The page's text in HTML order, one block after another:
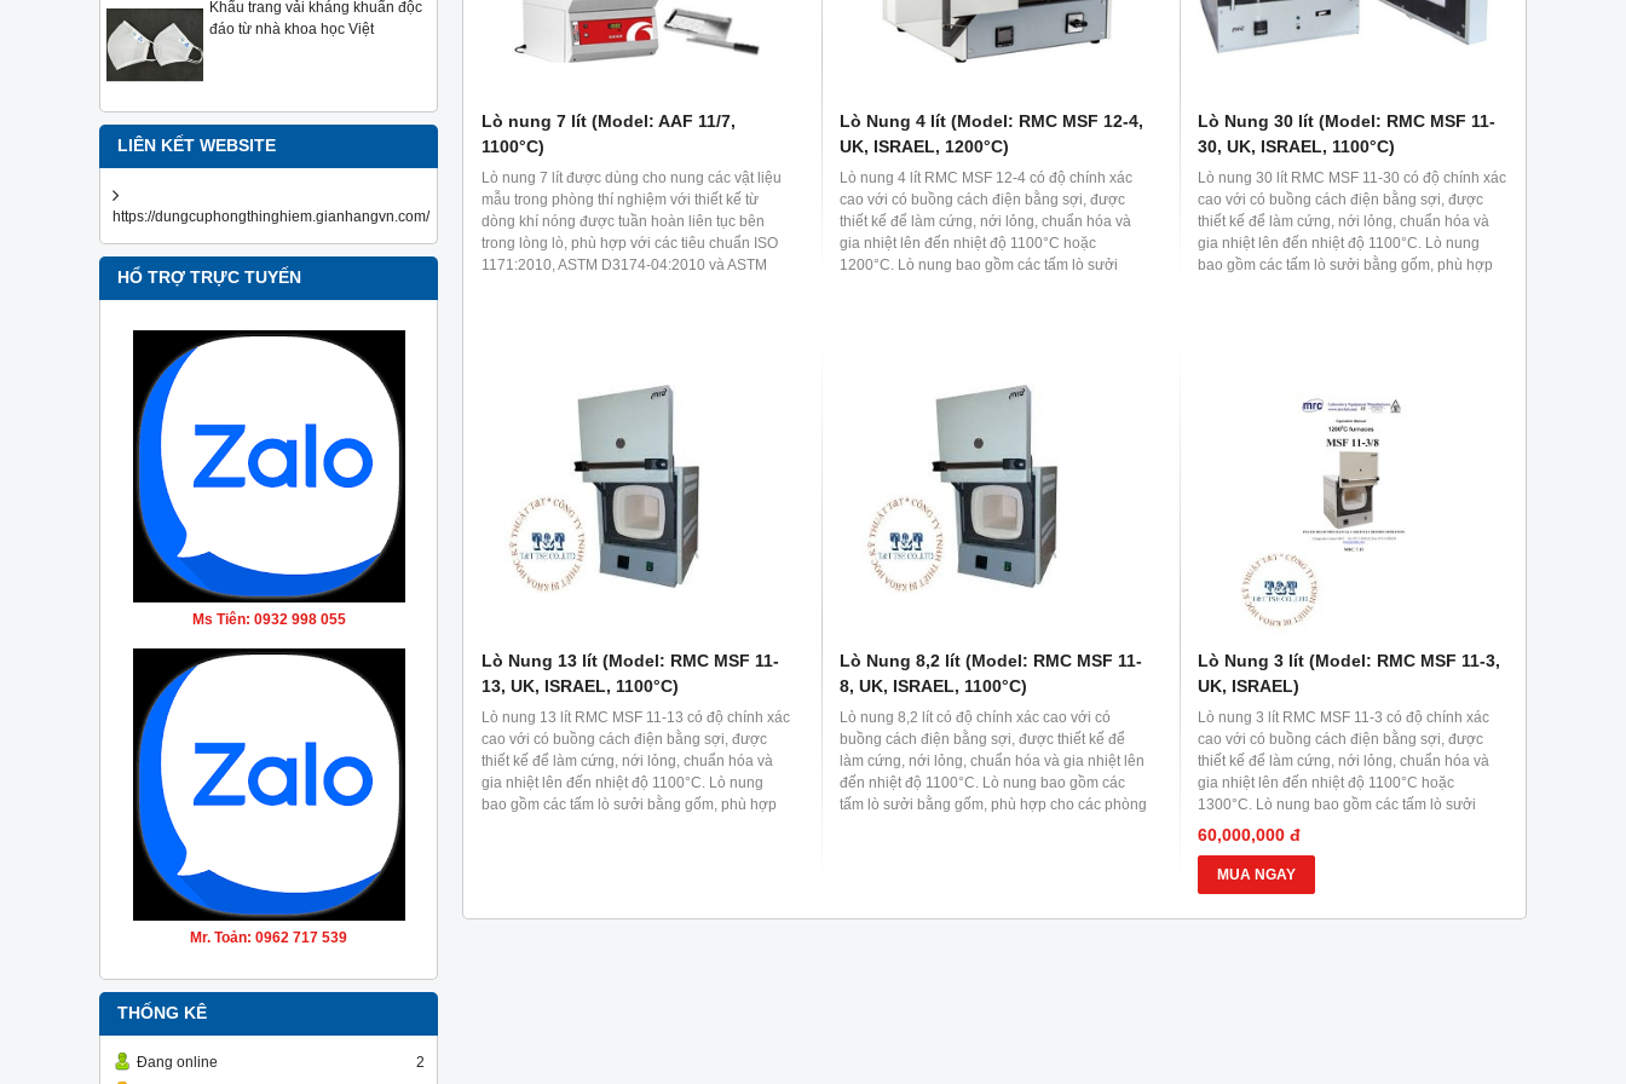
Khẩu trang vải kháng khuẩn độc
đáo từ nhà khoa học Việt
LIÊN KẾT WEBSITE
https://dungcuphongthinghiem.gianhangvn.com/
HỔ TRỢ TRỰC TUYẾN
Ms Tiên: 0932 998 055
Mr. Toản: 0962 717 539
THỐNG KÊ
Đang online
2
Lò nung 7 lít (Model: AAF 11/7,
1100°C)
Lò nung 7 lít được dùng cho nung các vật liệu
mẫu trong phòng thí nghiệm với thiết kế từ
dòng khí nóng được tuần hoàn liên tục bên
trong lòng lò, phù hợp với các tiêu chuẩn ISO
1171:2010, ASTM D3174-04:2010 và ASTM
Lò Nung 4 lít (Model: RMC MSF 12-4,
UK, ISRAEL, 1200°C)
Lò nung 4 lít RMC MSF 12-4 có độ chính xác
cao với có buồng cách điện bằng sợi, được
thiết kế để làm cứng, nới lỏng, chuẩn hóa và
gia nhiệt lên đến nhiệt độ 1100°C hoặc
1200°C. Lò nung bao gồm các tấm lò sưởi
Lò Nung 30 lít (Model: RMC MSF 11-
30, UK, ISRAEL, 1100°C)
Lò nung 30 lít RMC MSF 11-30 có độ chính xác
cao với có buồng cách điện bằng sợi, được
thiết kế để làm cứng, nới lỏng, chuẩn hóa và
gia nhiệt lên đến nhiệt độ 1100°C. Lò nung
bao gồm các tấm lò sưởi bằng gốm, phù hợp
Lò Nung 13 lít (Model: RMC MSF 11-
13, UK, ISRAEL, 1100°C)
Lò nung 13 lít RMC MSF 11-13 có độ chính xác
cao với có buồng cách điện bằng sợi, được
thiết kế để làm cứng, nới lỏng, chuẩn hóa và
gia nhiệt lên đến nhiệt độ 1100°C. Lò nung
bao gồm các tấm lò sưởi bằng gốm, phù hợp
Lò Nung 8,2 lít (Model: RMC MSF 11-
8, UK, ISRAEL, 1100°C)
Lò nung 8,2 lít có độ chính xác cao với có
buồng cách điện bằng sợi, được thiết kế để
làm cứng, nới lỏng, chuẩn hóa và gia nhiệt lên
đến nhiệt độ 1100°C. Lò nung bao gồm các
tấm lò sưởi bằng gốm, phù hợp cho các phòng
Lò Nung 3 lít (Model: RMC MSF 11-3,
UK, ISRAEL)
Lò nung 3 lít RMC MSF 11-3 có độ chính xác
cao với có buồng cách điện bằng sợi, được
thiết kế để làm cứng, nới lỏng, chuẩn hóa và
gia nhiệt lên đến nhiệt độ 1100°C hoặc
1300°C. Lò nung bao gồm các tấm lò sưởi
bằng gốm, phù hợp cho các phòng thí nghiệm
khoa học, cơ sở giáo dục, y học và công
nghiệp. Để loại bỏ khí hoặc khói thoát ra trong
quá trình xử lý nhiệt, có thể lắp thêm lỗ thông
60,000,000 đ
MUA NGAY